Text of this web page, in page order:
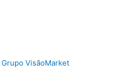
Grupo VisãoMarket